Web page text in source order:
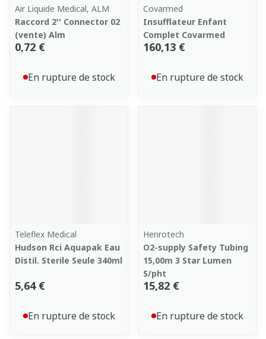
Air Liquide Medical, ALM
Raccord 2'' Connector 02
(vente) Alm
0,72 €
En rupture de stock
Covarmed
Insufflateur Enfant
Complet Covarmed
160,13 €
En rupture de stock
Teleflex Medical
Hudson Rci Aquapak Eau
Distil. Sterile Seule 340ml
5,64 €
En rupture de stock
Henrotech
O2-supply Safety Tubing
15,00m 3 Star Lumen
S/pht
15,82 €
En rupture de stock